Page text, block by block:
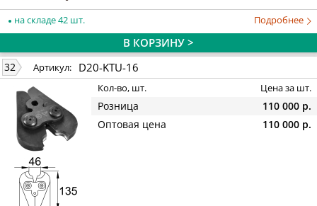
на складе 42 шт. Подробнее
В КОРЗИНУ >
32 Артикул: D20-KTU-16
Кол-во, шт. Цена за шт.
Розница
110 000 р.
Оптовая цена
110 000 р.